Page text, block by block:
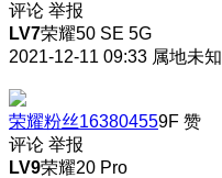
评论 举报
LV7荣耀50 SE 5G
2021-12-11 09:33 属地未知
荣耀粉丝163804559F 赞
评论 举报
LV9荣耀20 Pro